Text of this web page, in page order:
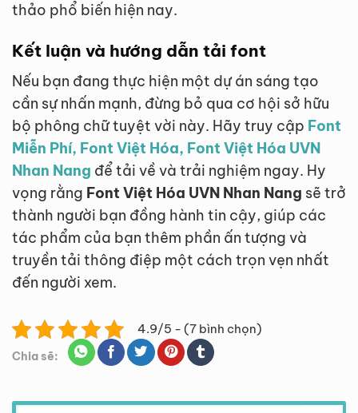
thảo phổ biến hiện nay.
Kết luận và hướng dẫn tải font
Nếu bạn đang thực hiện một dự án sáng tạo
cần sự nhấn mạnh, đừng bỏ qua cơ hội sở hữu
bộ phông chữ tuyệt vời này. Hãy truy cập Font
Miễn Phí, Font Việt Hóa, Font Việt Hóa UVN
Nhan Nang để tải về và trải nghiệm ngay. Hy
vọng rằng Font Việt Hóa UVN Nhan Nang sẽ trở
thành người bạn đồng hành tin cậy, giúp các
tác phẩm của bạn thêm phần ấn tượng và
truyền tải thông điệp một cách trọn vẹn nhất
đến người xem.
4.9/5 - (7 bình chọn)
Chia sẽ:
Tìm